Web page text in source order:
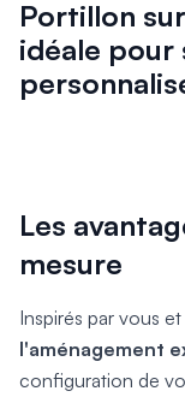
Portillon
idéale pour
Les
mesure
Inspirés par vous
l'aménagement
configuration de